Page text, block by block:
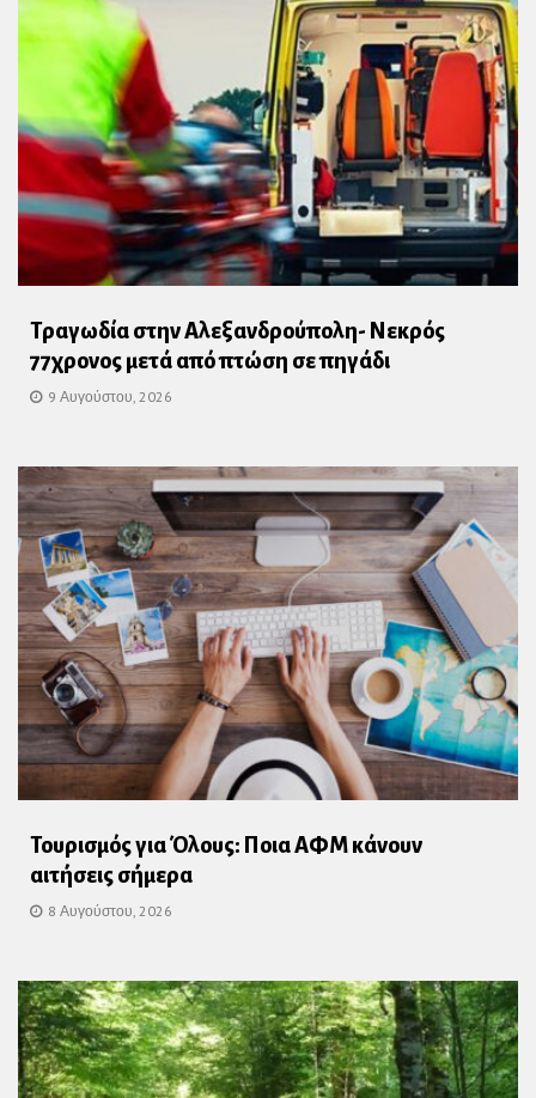
Τραγωδία στην Αλεξανδρούπολη- Νεκρός
77χρονος μετά από πτώση σε πηγάδι
9 Αυγούστου, 2026
Τουρισμός για Όλους: Ποια ΑΦΜ κάνουν
αιτήσεις σήμερα
8 Αυγούστου, 2026